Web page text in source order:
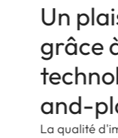
Un
grâce
and-
La qualité